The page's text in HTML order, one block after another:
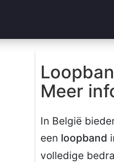
Meer
In België
een loopband
volledige